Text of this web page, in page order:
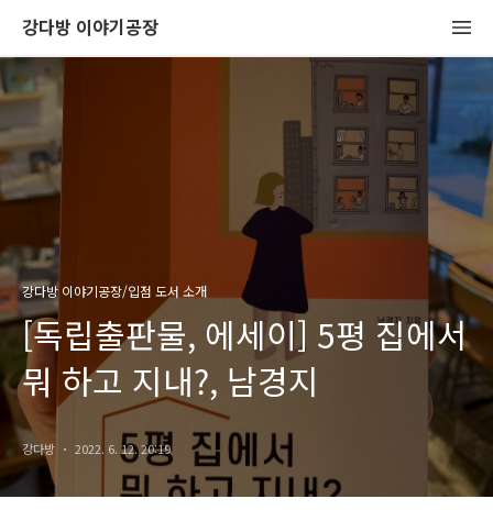
강다방 이야기공장
강다방 이야기공장/입점 도서 소개
[독립출판물, 에세이] 5평 집에서
뭐 하고 지내?, 남경지
강다방 2022. 6. 12. 20:19